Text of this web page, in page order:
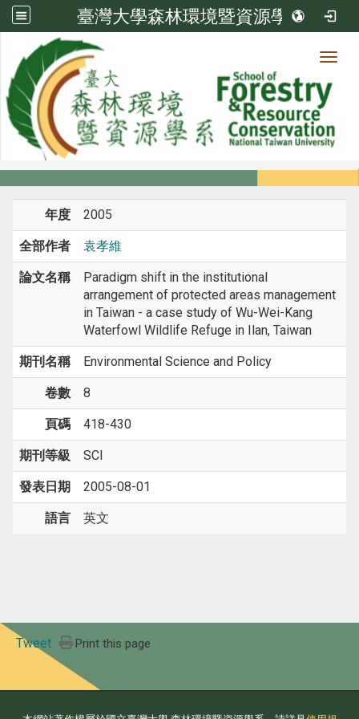
臺灣大學森林環境暨資源學系
系所成員
系所成員
年度 2005
全部作者 袁孝維
論文名稱
Paradigm shift in the institutional
arrangement of protected areas management
in Taiwan - a case study of Wu-Wei-Kang
Waterfowl Wildlife Refuge in Ilan, Taiwan
期刊名稱 Environmental Science and Policy
卷數 8
頁碼 418-430
期刊等級 SCI
發表日期 2005-08-01
語言 英文
Tweet Print this page